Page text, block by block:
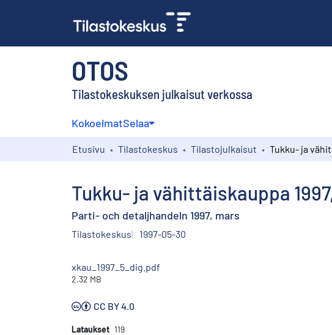
OTOS
Tilastokeskuksen julkaisut verkossa
KokoelmatSelaa
Etusivu Tilastokeskus Tilastojulkaisut
Tukku- ja vähittäiskauppa
Parti- och detaljhandeln 1997, mars
Tilastokeskus 1997-05-30
xkau_1997_5_dig.pdf
2.32 MB
CC BY 4.0
Lataukset 119